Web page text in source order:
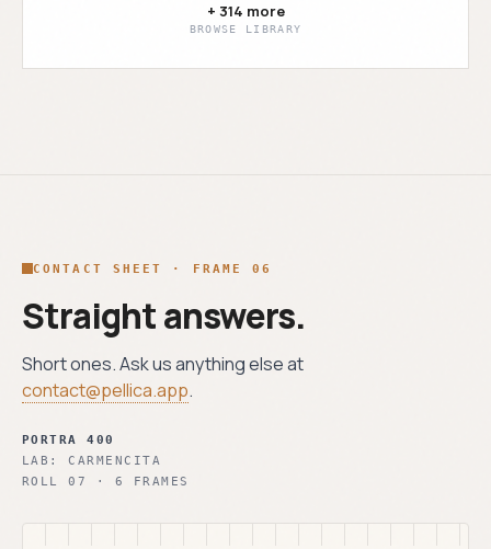
+ 314 more
BROWSE LIBRARY
CONTACT SHEET · FRAME 06
Straight answers.
Short ones. Ask us anything else at
contact@pellica.app.
PORTRA 400
LAB:CARMENCITA
ROLL07 · 6 FRAMES